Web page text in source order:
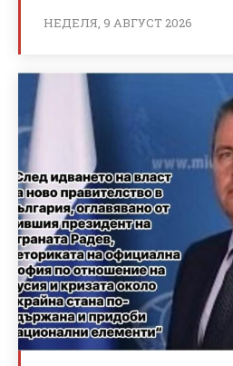
НЕДЕЛЯ, 9 АВГУСТ 2026